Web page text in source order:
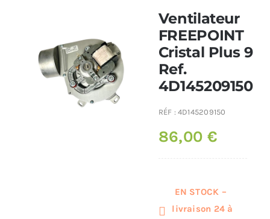
Conduit de fumées
Ventilateur
FREEPOINT
Cristal Plus 9
Ref.
4D145209150
RÉF :4D145209150
86,00€
EN STOCK –
livraison 24 à